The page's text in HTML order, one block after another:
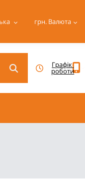
грн. Валюта
Графік
роботи